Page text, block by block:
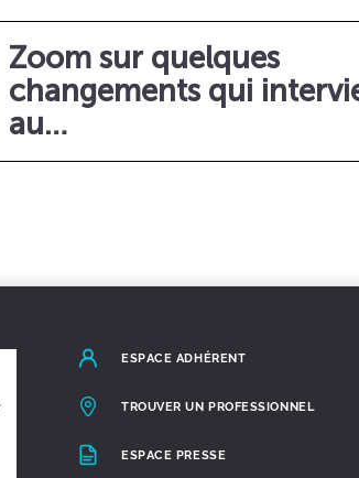
Zoom sur quelques
changements qui
au…
ESPACE ADHÉRENT
TROUVER UN PROFESSIONNEL
ESPACE PRESSE